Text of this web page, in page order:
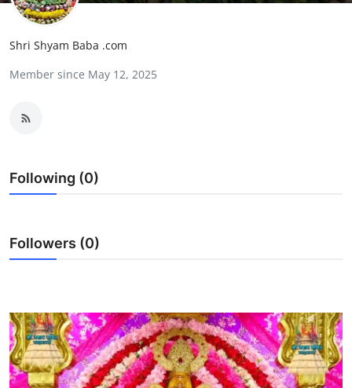
Donation
Contact
Shri Shyam Baba .com
Member since May 12, 2025
Following (0)
Followers (0)